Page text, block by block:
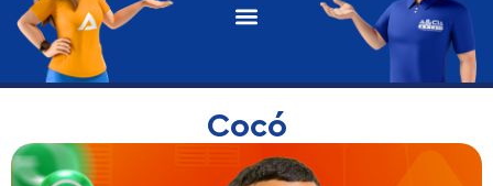
Cocó